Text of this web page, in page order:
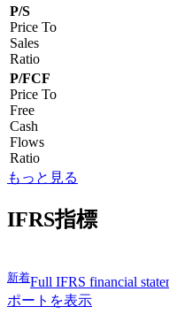
P/S
Price To
Sales
Ratio
P/FCF
Price To
Free
Cash
Flows
Ratio
もっと見る
IFRS指標
新着Full IFRS financial
ポートを表示